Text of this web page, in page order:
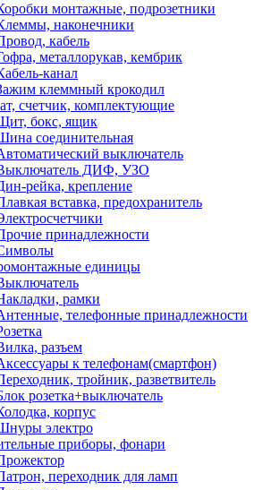
монтажные, подрозетники
наконечники
кабель
металлорукав, кембрик
канал
клеммный крокодил
счетчик, комплектующие
бокс, ящик
соединительная
выключатель
ДИФ, УЗО
рейка, крепление
вставка, предохранитель
принадлежности
единицы
рамки
телефонные принадлежности
разъем
к телефонам(смартфон)
тройник, разветвитель
розетка+выключатель
корпус
электро
приборы, фонари
переходник для ламп